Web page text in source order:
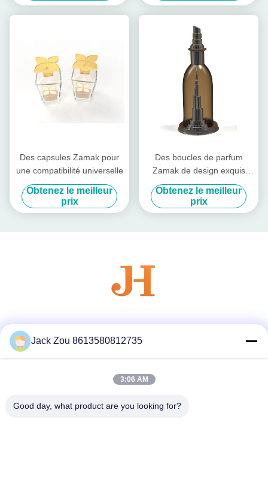
Des capsules Zamak pour
une compatibilité universelle
Obtenez le meilleur
prix
Des boucles de parfum
Zamak de design exquis
couvrent le parfum Zinc
Obtenez le meilleur
prix
Contactez rapidement
Télégramme
Jack Zou 8613580812735
3:06 AM
Good day, what product are you looking for?